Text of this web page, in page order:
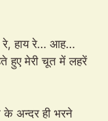
रे, हाय रे… आह…
हुए मेरी चूत में लहरें
अन्दर ही भरने